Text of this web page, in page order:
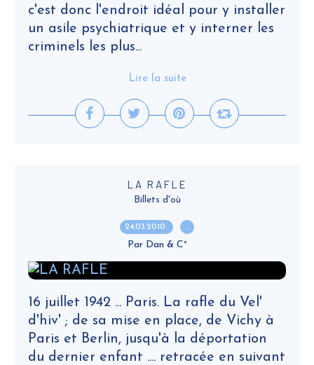
c'est donc l'endroit idéal pour y installer
un asile psychiatrique et y interner les
criminels les plus...
Lire la suite
LA RAFLE
Billets d'où
24.03.2010 …
Par Dan & C°
16 juillet 1942 ... Paris. La rafle du Vel'
d'hiv' ; de sa mise en place, de Vichy à
Paris et Berlin, jusqu'à la déportation
du dernier enfant .... retracée en suivant